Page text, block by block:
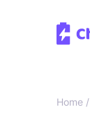
Home /